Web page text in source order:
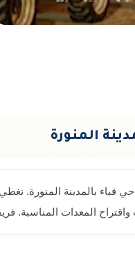
المنورة
بالمدينة المنورة.
المعدات المناسبة.